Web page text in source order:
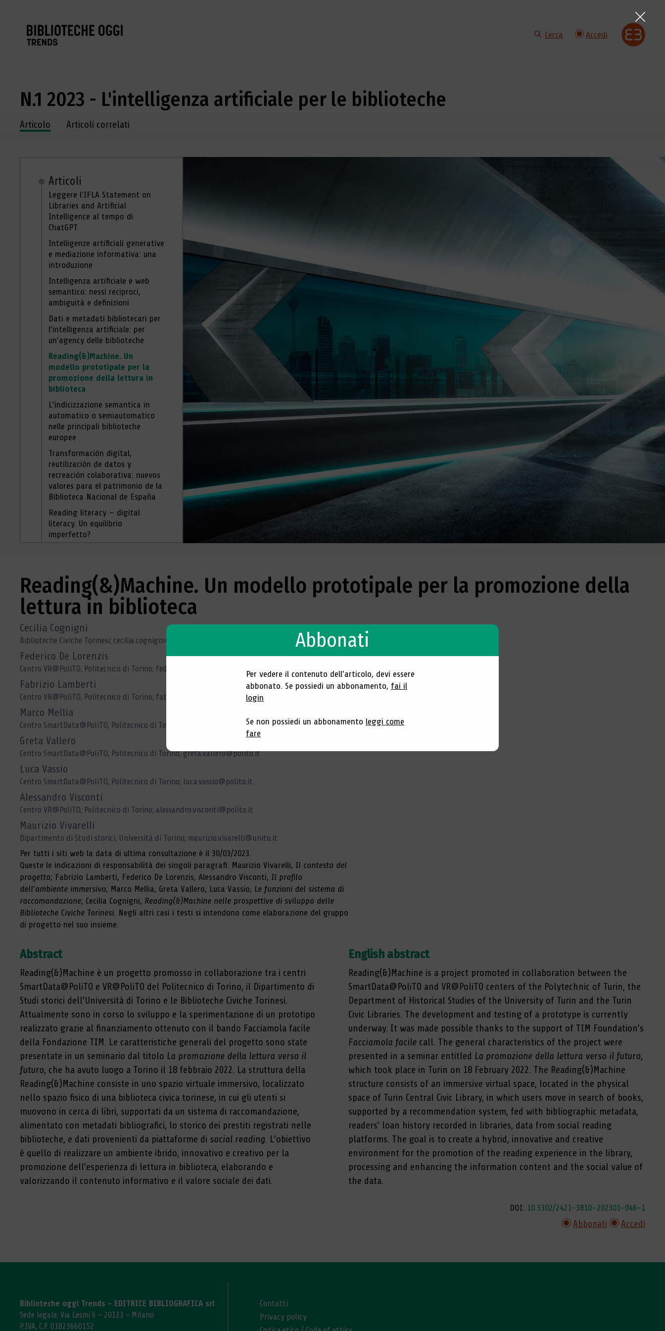
Cerca Accedi
N.1 2023 - L'intelligenza artificiale per le biblioteche
Navigazione dei contenuti del fascicolo
Articolo Articoli correlati
Articoli
Leggere l’IFLA Statement on
Libraries and Artificial
Intelligence al tempo di
ChatGPT
Intelligenze artificiali generative
e mediazione informativa: una
introduzione
Intelligenza artificiale e web
semantico: nessi reciproci,
ambiguità e definizioni
Dati e metadati bibliotecari per
l’intelligenza artificiale: per
un’agency delle biblioteche
Reading(&)Machine. Un
modello prototipale per la
promozione della lettura in
biblioteca
L'indicizzazione semantica in
automatico o semiautomatico
nelle principali biblioteche
europee
Transformación digital,
reutilización de datos y
recreación colaborativa: nuevos
valores para el patrimonio de la
Biblioteca Nacional de España
Reading literacy – digital
literacy. Un equilibrio
imperfetto?
Reading(&)Machine. Un modello prototipale per la promozione della
lettura in biblioteca
Cecilia Cognigni
Biblioteche Civiche Torinesi; cecilia.cognigni@comune.torino.it
Federico De Lorenzis
Centro VR@PoliTO, Politecnico di Torino; federico.delorenzis@polito.it
Fabrizio Lamberti
Centro VR@PoliTO, Politecnico di Torino; fabrizio.lamberti@polito.it
Marco Mellia
Centro SmartData@PoliTO, Politecnico di Torino; marco.mellia@polito.it
Greta Vallero
Centro SmartData@PoliTO, Politecnico di Torino; greta.vallero@polito.it
Luca Vassio
Centro SmartData@PoliTO, Politecnico di Torino; luca.vassio@polito.it
Alessandro Visconti
Centro VR@PoliTO, Politecnico di Torino; alessandro.visconti@polito.it
Maurizio Vivarelli
Dipartimento di Studi storici, Università di Torino; maurizio.vivarelli@unito.it
Per tutti i siti web la data di ultima consultazione è il 30/03/2023.
Queste le indicazioni di responsabilità dei singoli paragrafi: Maurizio Vivarelli, Il contesto del
progetto; Fabrizio Lamberti, Federico De Lorenzis, Alessandro Visconti, Il profilo
dell’ambiente immersivo; Marco Mellia, Greta Vallero, Luca Vassio, Le funzioni del sistema di
raccomandazione; Cecilia Cognigni, Reading(&)Machine nelle prospettive di sviluppo delle
Biblioteche Civiche Torinesi. Negli altri casi i testi si intendono come elaborazione del gruppo
di progetto nel suo insieme.
Abstract
Reading(&)Machine è un progetto promosso in collaborazione tra i centri
SmartData@PoliTO e VR@PoliTO del Politecnico di Torino, il Dipartimento di
Studi storici dell’Università di Torino e le Biblioteche Civiche Torinesi.
Attualmente sono in corso lo sviluppo e la sperimentazione di un prototipo
realizzato grazie al finanziamento ottenuto con il bando Facciamola facile
della Fondazione TIM. Le caratteristiche generali del progetto sono state
presentate in un seminario dal titolo La promozione della lettura verso il
futuro, che ha avuto luogo a Torino il 18 febbraio 2022. La struttura della
Reading(&)Machine consiste in uno spazio virtuale immersivo, localizzato
nello spazio fisico di una biblioteca civica torinese, in cui gli utenti si
muovono in cerca di libri, supportati da un sistema di raccomandazione,
alimentato con metadati bibliografici, lo storico dei prestiti registrati nelle
biblioteche, e dati provenienti da piattaforme di social reading. L’obiettivo
è quello di realizzare un ambiente ibrido, innovativo e creativo per la
promozione dell’esperienza di lettura in biblioteca, elaborando e
valorizzando il contenuto informativo e il valore sociale dei dati.
English abstract
Reading(&)Machine is a project promoted in collaboration between the
SmartData@PoliTO and VR@PoliTO centers of the Polytechnic of Turin, the
Department of Historical Studies of the University of Turin and the Turin
Civic Libraries. The development and testing of a prototype is currently
underway. It was made possible thanks to the support of TIM Foundation’s
Facciamola facile call. The general characteristics of the project were
presented in a seminar entitled La promozione della lettura verso il futuro,
which took place in Turin on 18 February 2022. The Reading(&)Machine
structure consists of an immersive virtual space, located in the physical
space of Turin Central Civic Library, in which users move in search of books,
supported by a recommendation system, fed with bibliographic metadata,
readers’ loan history recorded in libraries, data from social reading
platforms. The goal is to create a hybrid, innovative and creative
environment for the promotion of the reading experience in the library,
processing and enhancing the information content and the social value of
the data.
DOI: 10.3302/2421-3810-202301-046-1
Abbonati Accedi
Abbonati
Per vedere il contenuto dell'articolo, devi essere
abbonato. Se possiedi un abbonamento, fai il
login
Se non possiedi un abbonamento leggi come
fare
Biblioteche oggi Trends - EDITRICE BIBLIOGRAFICA srl
Sede legale: Via Lesmi 6 - 20123 - Milano
P.IVA, C.F. 01823660152
Contatti
Privacy policy